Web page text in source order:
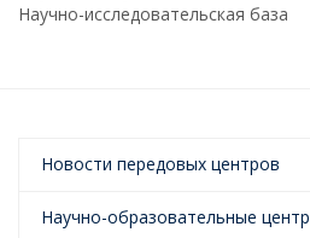
Научно-исследовательская база
Новости передовых центров
Научно-образовательные